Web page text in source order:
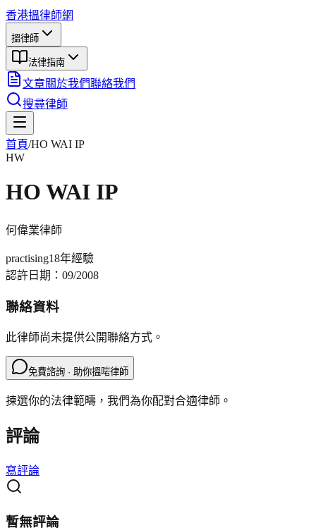
香港搵律師網
搵律師
法律指南
文章關於我們聯絡我們
搜尋律師
首頁/HO WAI IP
HW
HO WAI IP
何偉業律師
practising18年經驗
認許日期： 09/2008
聯絡資料
此律師尚未提供公開聯絡方式。
免費諮詢 · 助你搵啱律師
揀選你的法律範疇，我們為你配對合適律師。
評論
寫評論
暫無評論